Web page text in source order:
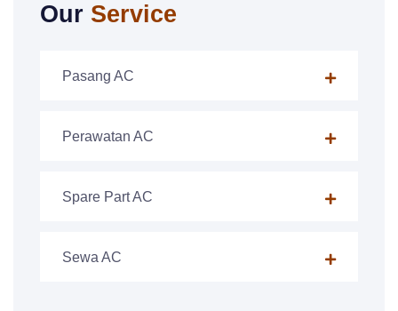
Our Service
Pasang AC
Perawatan AC
Spare Part AC
Sewa AC